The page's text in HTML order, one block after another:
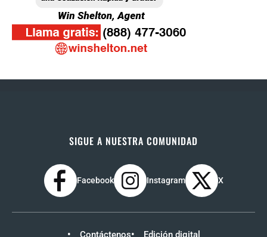
SIGUE A NUESTRA COMUNIDAD
Facebook Instagram X
Contáctenos Edición digital